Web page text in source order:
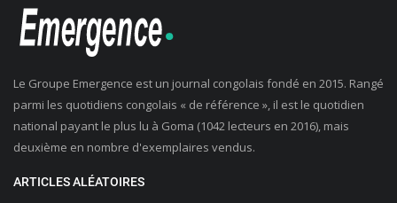
Le Groupe Emergence est un journal congolais fondé en 2015. Rangé
parmi les quotidiens congolais « de référence », il est le quotidien
national payant le plus lu à Goma (1042 lecteurs en 2016), mais
deuxième en nombre d'exemplaires vendus.
ARTICLES ALÉATOIRES